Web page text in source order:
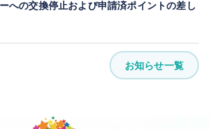
への交換停止および申請済ポイントの差し
お知らせ一覧